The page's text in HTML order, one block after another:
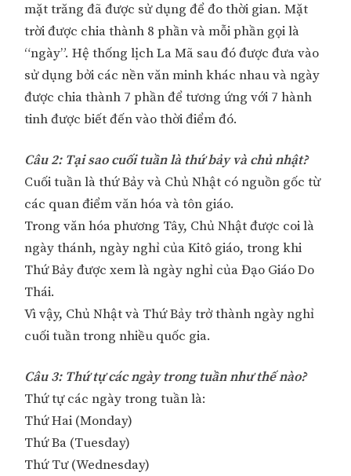
mặt trăng đã được sử dụng để đo thời gian. Mặt
trời được chia thành 8 phần và mỗi phần gọi là
“ngày”. Hệ thống lịch La Mã sau đó được đưa vào
sử dụng bởi các nền văn minh khác nhau và ngày
được chia thành 7 phần để tương ứng với 7 hành
tinh được biết đến vào thời điểm đó.
Câu 2: Tại sao cuối tuần là thứ bảy và chủ nhật?
Cuối tuần là thứ Bảy và Chủ Nhật có nguồn gốc từ
các quan điểm văn hóa và tôn giáo.
Trong văn hóa phương Tây, Chủ Nhật được coi là
ngày thánh, ngày nghỉ của Kitô giáo, trong khi
Thứ Bảy được xem là ngày nghỉ của Đạo Giáo Do
Thái.
Vì vậy, Chủ Nhật và Thứ Bảy trở thành ngày nghỉ
cuối tuần trong nhiều quốc gia.
Câu 3: Thứ tự các ngày trong tuần như thế nào?
Thứ tự các ngày trong tuần là:
Thứ Hai (Monday)
Thứ Ba (Tuesday)
Thứ Tư (Wednesday)